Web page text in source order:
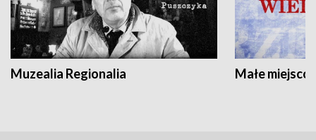
Muzealia Regionalia Małe